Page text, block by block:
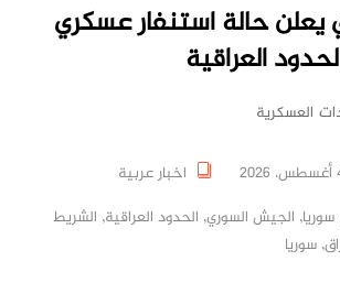
حالة استنفار عسكري
العراقية
العسكرية
اخبار عربية
, الجيش السوري, الحدود العراقية, الشريط
, سوريا